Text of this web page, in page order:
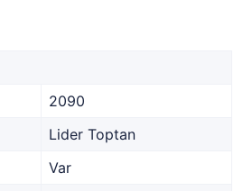
2090
Lider Toptan
Var